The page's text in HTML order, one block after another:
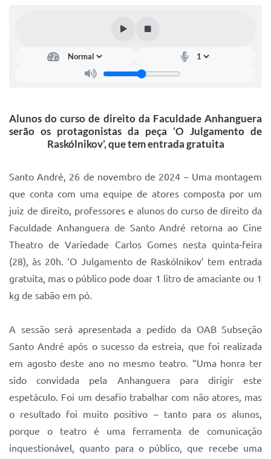
Lei de acesso à informação
Ouvidoria da Cidade
Parque Escola
Quadra Fiscal
Sistema Colab
Autarquias
Alunos do curso de direito da Faculdade Anhanguera
serão os protagonistas da peça ‘O Julgamento de
Raskólnikov’, que tem entrada gratuita
Santo André, 26 de novembro de 2024 – Uma montagem
que conta com uma equipe de atores composta por um
juiz de direito, professores e alunos do curso de direito da
Faculdade Anhanguera de Santo André retorna ao Cine
Theatro de Variedade Carlos Gomes nesta quinta-feira
(28), às 20h. ‘O Julgamento de Raskólnikov’ tem entrada
gratuita, mas o público pode doar 1 litro de amaciante ou 1
kg de sabão em pó.
A sessão será apresentada a pedido da OAB Subseção
Santo André após o sucesso da estreia, que foi realizada
em agosto deste ano no mesmo teatro. “Uma honra ter
sido convidada pela Anhanguera para dirigir este
espetáculo. Foi um desafio trabalhar com não atores, mas
o resultado foi muito positivo – tanto para os alunos,
porque o teatro é uma ferramenta de comunicação
inquestionável, quanto para o público, que recebe uma